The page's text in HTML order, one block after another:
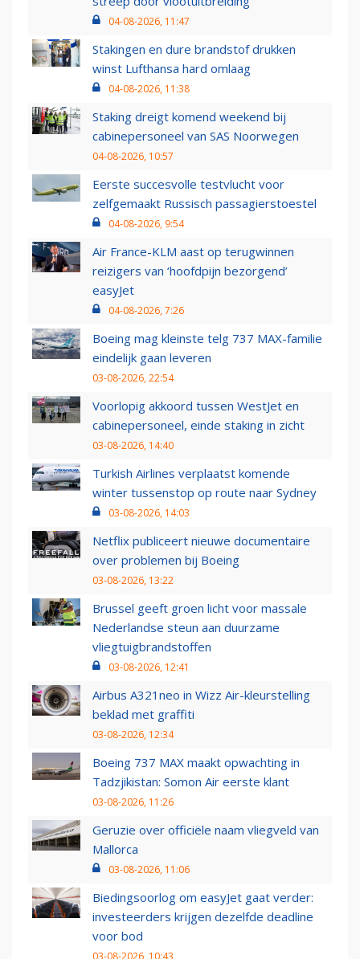
04-08-2026, 11:47
Stakingen en dure brandstof drukken
winst Lufthansa hard omlaag
04-08-2026, 11:38
Staking dreigt komend weekend bij
cabinepersoneel van SAS Noorwegen
04-08-2026, 10:57
Eerste succesvolle testvlucht voor
zelfgemaakt Russisch passagierstoestel
04-08-2026, 9:54
Air France-KLM aast op terugwinnen
reizigers van ‘hoofdpijn bezorgend’
easyJet
04-08-2026, 7:26
Boeing mag kleinste telg 737 MAX-familie
eindelijk gaan leveren
03-08-2026, 22:54
Voorlopig akkoord tussen WestJet en
cabinepersoneel, einde staking in zicht
03-08-2026, 14:40
Turkish Airlines verplaatst komende
winter tussenstop op route naar Sydney
03-08-2026, 14:03
Netflix publiceert nieuwe documentaire
over problemen bij Boeing
03-08-2026, 13:22
Brussel geeft groen licht voor massale
Nederlandse steun aan duurzame
vliegtuigbrandstoffen
03-08-2026, 12:41
Airbus A321neo in Wizz Air-kleurstelling
beklad met graffiti
03-08-2026, 12:34
Boeing 737 MAX maakt opwachting in
Tadzjikistan: Somon Air eerste klant
03-08-2026, 11:26
Geruzie over officiële naam vliegveld van
Mallorca
03-08-2026, 11:06
Biedingsoorlog om easyJet gaat verder:
investeerders krijgen dezelfde deadline
voor bod
03-08-2026, 10:43